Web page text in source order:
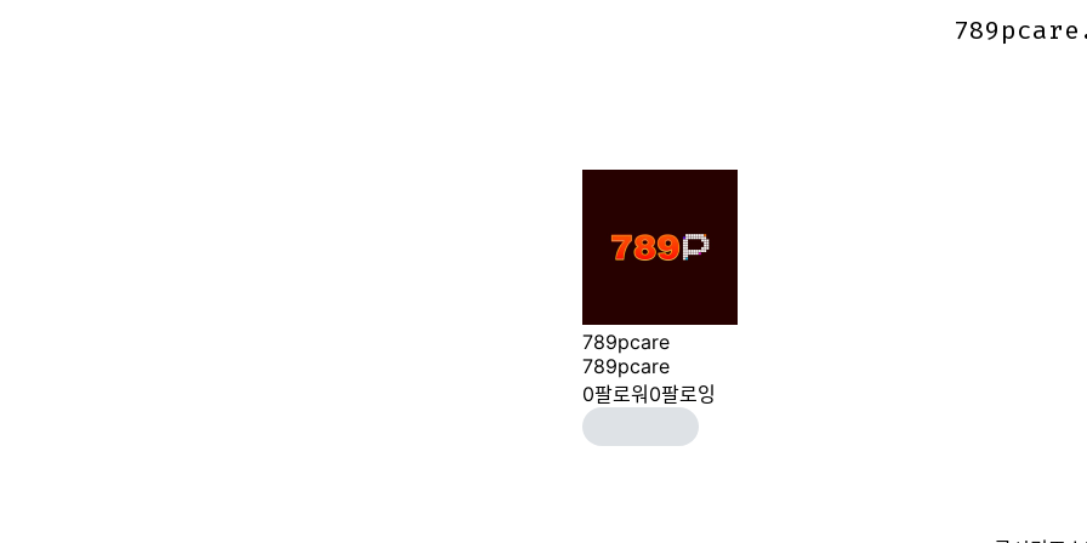
789pcare
789pcare
0팔로워 0팔로잉